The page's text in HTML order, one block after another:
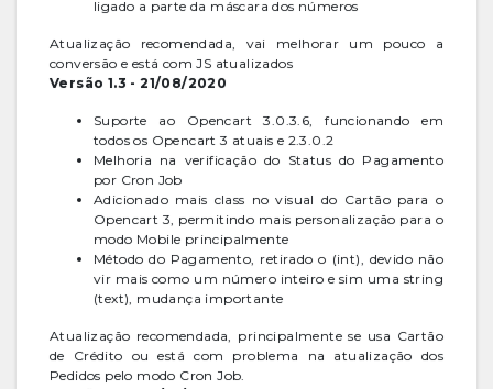
ligado a parte da máscara dos números
Atualização recomendada, vai melhorar um pouco a
conversão e está com JS atualizados
Versão 1.3 - 21/08/2020
Suporte ao Opencart 3.0.3.6, funcionando em
todos os Opencart 3 atuais e 2.3.0.2
Melhoria na verificação do Status do Pagamento
por Cron Job
Adicionado mais class no visual do Cartão para o
Opencart 3, permitindo mais personalização para o
modo Mobile principalmente
Método do Pagamento, retirado o (int), devido não
vir mais como um número inteiro e sim uma string
(text), mudança importante
Atualização recomendada, principalmente se usa Cartão
de Crédito ou está com problema na atualização dos
Pedidos pelo modo Cron Job.